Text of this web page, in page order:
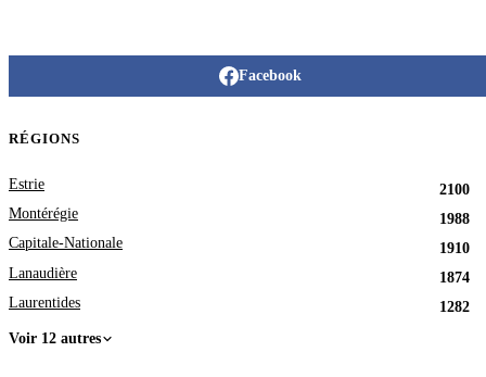
Facebook
RÉGIONS
Estrie
2100
Montérégie
1988
Capitale-Nationale
1910
Lanaudière
1874
Laurentides
1282
Voir 12 autres